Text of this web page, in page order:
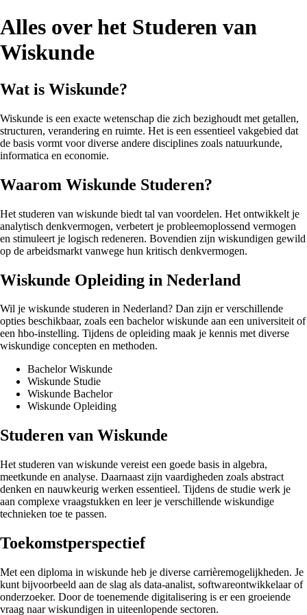
Alles over het Studeren van
Wiskunde
Wat is Wiskunde?
Wiskunde is een exacte wetenschap die zich bezighoudt met getallen,
structuren, verandering en ruimte. Het is een essentieel vakgebied dat
de basis vormt voor diverse andere disciplines zoals natuurkunde,
informatica en economie.
Waarom Wiskunde Studeren?
Het studeren van wiskunde biedt tal van voordelen. Het ontwikkelt je
analytisch denkvermogen, verbetert je probleemoplossend vermogen
en stimuleert je logisch redeneren. Bovendien zijn wiskundigen gewild
op de arbeidsmarkt vanwege hun kritisch denkvermogen.
Wiskunde Opleiding in Nederland
Wil je wiskunde studeren in Nederland? Dan zijn er verschillende
opties beschikbaar, zoals een bachelor wiskunde aan een universiteit of
een hbo-instelling. Tijdens de opleiding maak je kennis met diverse
wiskundige concepten en methoden.
Bachelor Wiskunde
Wiskunde Studie
Wiskunde Bachelor
Wiskunde Opleiding
Studeren van Wiskunde
Het studeren van wiskunde vereist een goede basis in algebra,
meetkunde en analyse. Daarnaast zijn vaardigheden zoals abstract
denken en nauwkeurig werken essentieel. Tijdens de studie werk je
aan complexe vraagstukken en leer je verschillende wiskundige
technieken toe te passen.
Toekomstperspectief
Met een diploma in wiskunde heb je diverse carrièremogelijkheden. Je
kunt bijvoorbeeld aan de slag als data-analist, softwareontwikkelaar of
onderzoeker. Door de toenemende digitalisering is er een groeiende
vraag naar wiskundigen in uiteenlopende sectoren.